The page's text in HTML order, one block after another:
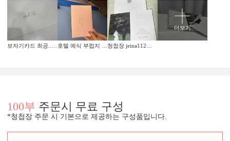
더보기
100부 주문시 무료 구성
*청첩장 주문 시 기본으로 제공하는 구성품입니다.